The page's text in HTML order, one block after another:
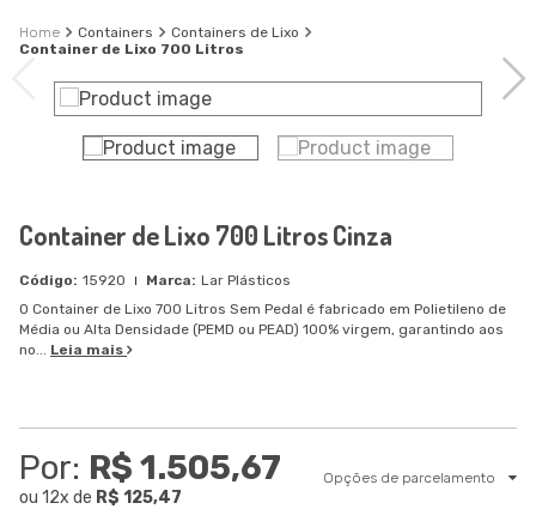
Containers
Containers de Lixo
Container de Lixo 700 Litros
Container de Lixo 700 Litros Cinza
15920
Lar Plásticos
O Container de Lixo 700 Litros Sem Pedal é fabricado em Polietileno de
Média ou Alta Densidade (PEMD ou PEAD) 100% virgem, garantindo aos
no... Leia mais
Por: R$ 1.505,67
ou 12x de R$ 125,47
Opções de parcelamento